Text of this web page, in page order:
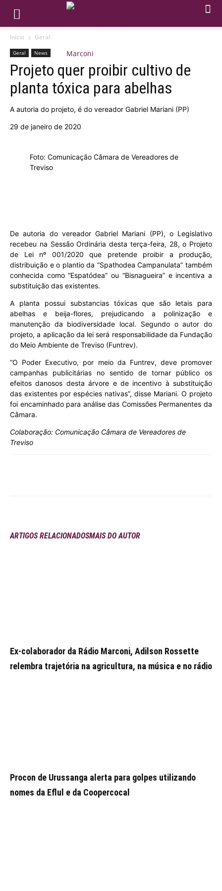
Início Geral
Geral News
Projeto quer proibir cultivo de
planta tóxica para abelhas
A autoria do projeto, é do vereador Gabriel Mariani (PP)
29 de janeiro de 2020
Foto: Comunicação Câmara de Vereadores de
Treviso
De autoria do vereador Gabriel Mariani (PP), o Legislativo
recebeu na Sessão Ordinária desta terça-feira, 28, o Projeto
de Lei nº 001/2020 que pretende proibir a produção,
distribuição e o plantio da “Spathodea Campanulata” também
conhecida como “Espatódea” ou “Bisnagueira” e incentiva a
substituição das existentes.
A planta possui substancias tóxicas que são letais para
abelhas e beija-flores, prejudicando a polinização e
manutenção da biodiversidade local. Segundo o autor do
projeto, a aplicação da lei será responsabilidade da Fundação
do Meio Ambiente de Treviso (Funtrev).
“O Poder Executivo, por meio da Funtrev, deve promover
campanhas publicitárias no sentido de tornar público os
efeitos danosos desta árvore e de incentivo à substituição
das existentes por espécies nativas”, disse Mariani. O projeto
foi encaminhado para análise das Comissões Permanentes da
Câmara.
Colaboração: Comunicação Câmara de Vereadores de
Treviso
ARTIGOS RELACIONADOSMAIS DO AUTOR
Ex-colaborador da Rádio Marconi, Adilson Rossette
relembra trajetória na agricultura, na música e no rádio
Procon de Urussanga alerta para golpes utilizando
nomes da Eflul e da Coopercocal